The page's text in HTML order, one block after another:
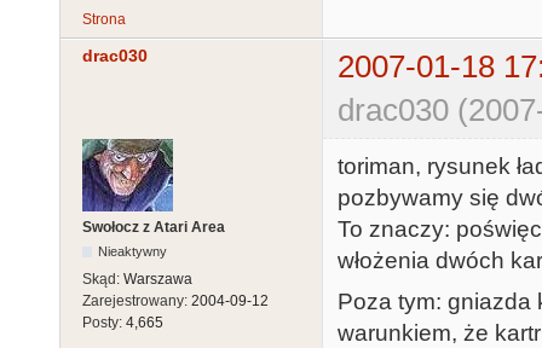
Strona
drac030
2007-01-18
drac030
Swołocz z Atari Area
Nieaktywny
Skąd: Warszawa
Zarejestrowany: 2004-09-12
Posty: 4,665
toriman, rysunek
pozbywamy się
To znaczy:
włożenia dwóch
Poza tym: gniazda
warunkiem, że